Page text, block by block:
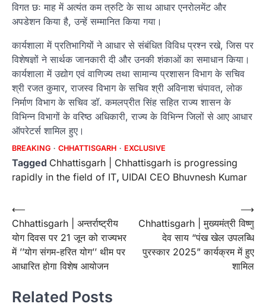
विगत छः माह में अत्यंत कम त्रुटि के साथ आधार एनरोलमेंट और
अपडेशन किया है, उन्हें सम्मानित किया गया।
कार्यशाला में प्रतिभागियों ने आधार से संबंधित विविध प्रश्न रखे, जिस पर
विशेषज्ञों ने सार्थक जानकारी दी और उनकी शंकाओं का समाधान किया।
कार्यशाला में उद्योग एवं वाणिज्य तथा सामान्य प्रशासन विभाग के सचिव
श्री रजत कुमार, राजस्व विभाग के सचिव श्री अविनाश चंपावत, लोक
निर्माण विभाग के सचिव डॉ. कमलप्रीत सिंह सहित राज्य शासन के
विभिन्न विभागों के वरिष्ठ अधिकारी, राज्य के विभिन्न जिलों से आए आधार
ऑपरेटर्स शामिल हुए।
BREAKING CHHATTISGARH EXCLUSIVE
Tagged Chhattisgarh | Chhattisgarh is progressing
rapidly in the field of IT, UIDAI CEO Bhuvnesh Kumar
Post
navigation
⟵
Chhattisgarh | अन्तर्राष्ट्रीय
योग दिवस पर 21 जून को राज्यभर
में ’’योग संगम-हरित योग’’ थीम पर
आधारित होगा विशेष आयोजन
Chhattisgarh | मुख्यमंत्री विष्णु
देव साय “पंख खेल उपलब्धि
पुरस्कार 2025” कार्यक्रम में हुए
शामिल
⟶
Related Posts